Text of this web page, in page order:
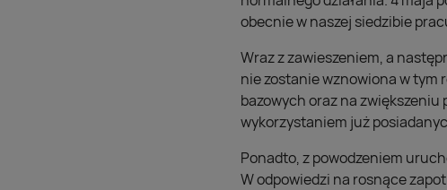
obecnie w naszej siedzibie
Wraz z zawieszeniem, a
nie zostanie wznowiona w tym
bazowych oraz na
wykorzystaniem już
Ponadto, z powodzeniem
W odpowiedzi na rosnące